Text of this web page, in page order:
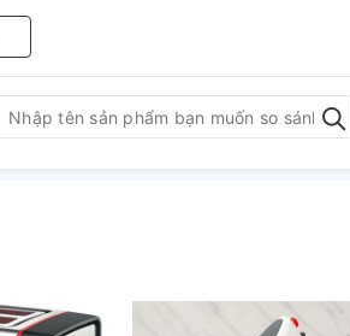
trọng và hiện đại
Châu Âu hài hòa với cảm giác sang